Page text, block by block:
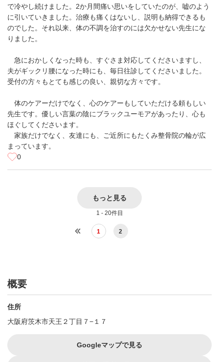
で冷やし続けました。2か月間痛い思いをしていたのが、嘘のよう
に引いていきました。治療も痛くはないし、説明も納得できるも
のでした。それ以来、体の不調を治すのには欠かせない先生にな
りました。
急におかしくなった時も、すぐさま対応してくださいますし、
夫がギックリ腰になった時にも、毎日往診してくださいました。
受付の方々もとても感じの良い、親切な方々です。
体のケアーだけでなく、心のケアーもしていただける頼もしい
先生です。優しい言葉の陰にブラックユーモアがあったり、心も
ほぐしてくださいます。
家族だけでなく、友達にも、ご近所にもたくみ整骨院の輪が広
まっています。
0
もっと見る
1 - 20件目
1 2
概要
住所
大阪府茨木市天王２丁目７−１７
Googleマップで見る